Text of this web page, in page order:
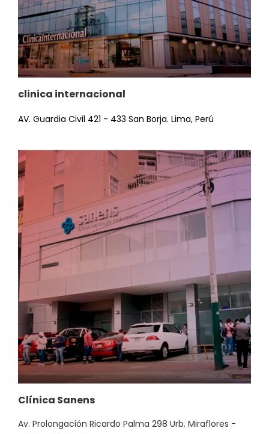
clinica internacional
AV. Guardia Civil 421 - 433 San Borja. Lima, Perú
Clínica Sanens
Av. Prolongación Ricardo Palma 298 Urb. Miraflores -